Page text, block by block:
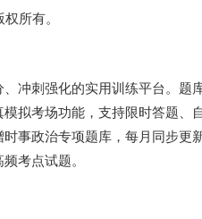
所有。
冲刺强化的实用训练平台。题
拟考场功能，支持限时答题、
事政治专项题库，每月同步更
考点试题。